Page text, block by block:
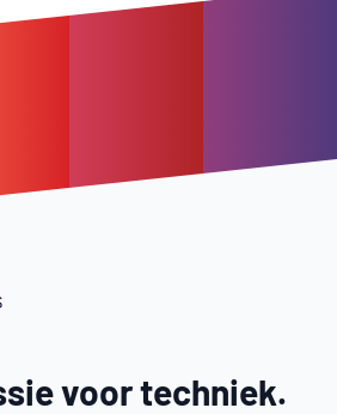
voor techniek.